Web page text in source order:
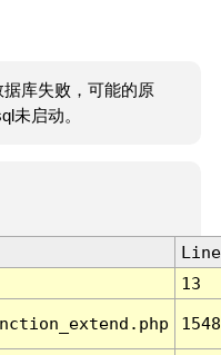
库失败，可能的原
未启动。
Line
13
1548